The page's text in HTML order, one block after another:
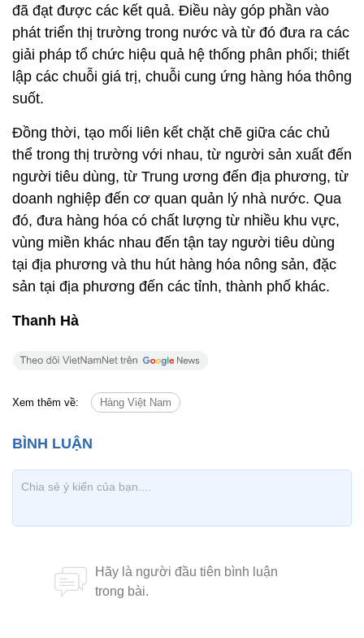
đã đạt được các kết quả. Điều này góp phần vào
phát triển thị trường trong nước và từ đó đưa ra các
giải pháp tổ chức hiệu quả hệ thống phân phối; thiết
lập các chuỗi giá trị, chuỗi cung ứng hàng hóa thông
suốt.
Đồng thời, tạo mối liên kết chặt chẽ giữa các chủ
thể trong thị trường với nhau, từ người sản xuất đến
người tiêu dùng, từ Trung ương đến địa phương, từ
doanh nghiệp đến cơ quan quản lý nhà nước. Qua
đó, đưa hàng hóa có chất lượng từ nhiều khu vực,
vùng miền khác nhau đến tận tay người tiêu dùng
tại địa phương và thu hút hàng hóa nông sản, đặc
sản tại địa phương đến các tỉnh, thành phố khác.
Thanh Hà
Xem thêm về: Hàng Việt Nam